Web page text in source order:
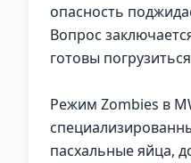
опасность
Вопрос
готовы
Режим Zombies в
пасхальные яйца,